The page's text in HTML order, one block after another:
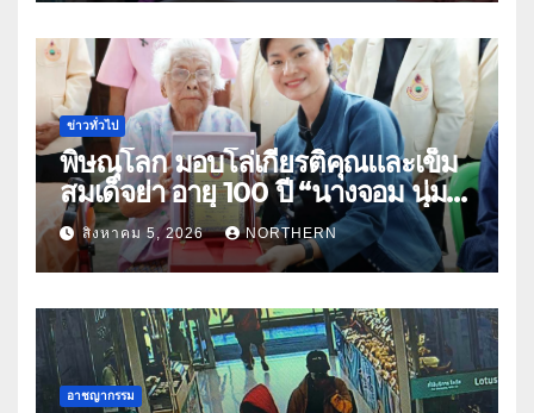
ข่าวทั่วไป
พิษณุโลก มอบโล่เกียรติคุณและเข็ม
สมเด็จย่า อายุ 100 ปี “นางจอม นุ่ม
เนตร” ตำบลบ้านกร่าง อำเภอเมือง
สิงหาคม 5, 2026 NORTHERN
อาชญากรรม